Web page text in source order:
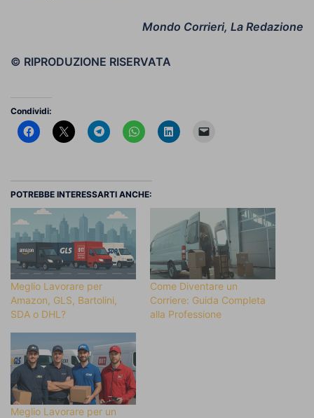
Mondo Corrieri, La Redazione
© RIPRODUZIONE RISERVATA
Condividi:
POTREBBE INTERESSARTI ANCHE:
Meglio Lavorare per
Amazon, GLS, Bartolini,
SDA o DHL?
Come Diventare un
Corriere: Guida Completa
alla Professione
Meglio Lavorare per un